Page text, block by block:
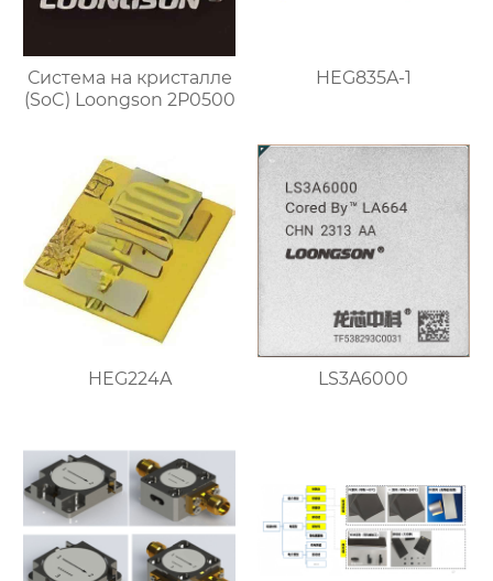
Система на кристалле
(SoC) Loongson 2P0500
HEG835A-1
HEG224A LS3A6000